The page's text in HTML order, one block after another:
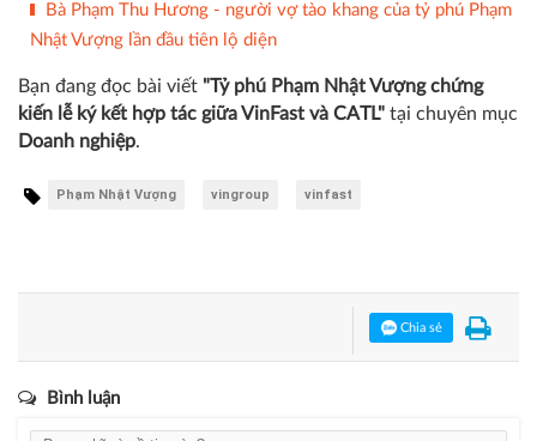
Bà Phạm Thu Hương - người vợ tào khang của tỷ phú Phạm
Nhật Vượng lần đầu tiên lộ diện
Bạn đang đọc bài viết "Tỷ phú Phạm Nhật Vượng chứng
kiến lễ ký kết hợp tác giữa VinFast và CATL" tại chuyên mục
Doanh nghiệp.
Phạm Nhật Vượng vingroup vinfast
Chia sẻ
Bình luận